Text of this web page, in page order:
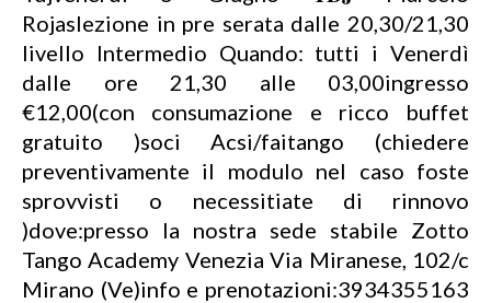
Rojaslezione in pre serata dalle 20,30/21,30
livello Intermedio Quando: tutti i Venerdì
dalle ore 21,30 alle 03,00ingresso
€12,00(con consumazione e ricco buffet
gratuito )soci Acsi/faitango (chiedere
preventivamente il modulo nel caso foste
sprovvisti o necessitiate di rinnovo
)dove:presso la nostra sede stabile Zotto
Tango Academy Venezia Via Miranese, 102/c
Mirano (Ve)info e prenotazioni:3934355163